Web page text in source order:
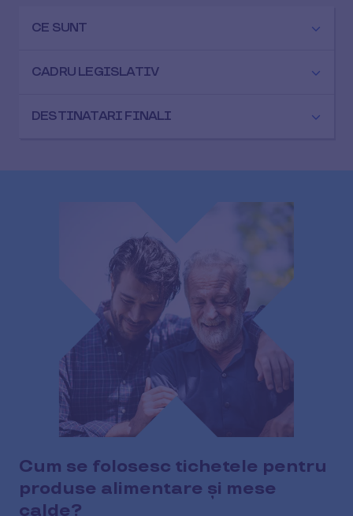
CE SUNT
CADRU LEGISLATIV
DESTINATARI FINALI
Cum se folosesc tichetele pentru
produse alimentare și mese
calde?